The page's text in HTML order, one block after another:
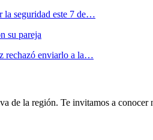
la seguridad este 7 de…
su pareja
rechazó enviarlo a la…
de la región. Te invitamos a